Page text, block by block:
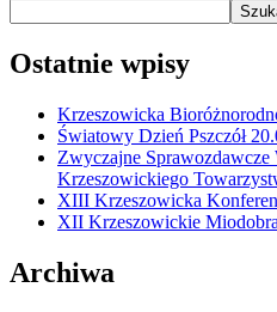
Ostatnie wpisy
Krzeszowicka
Światowy Dzień Pszczół
Zwyczajne Sprawozdawcze
Krzeszowickiego
XIII Krzeszowicka
XII Krzeszowickie
Archiwa